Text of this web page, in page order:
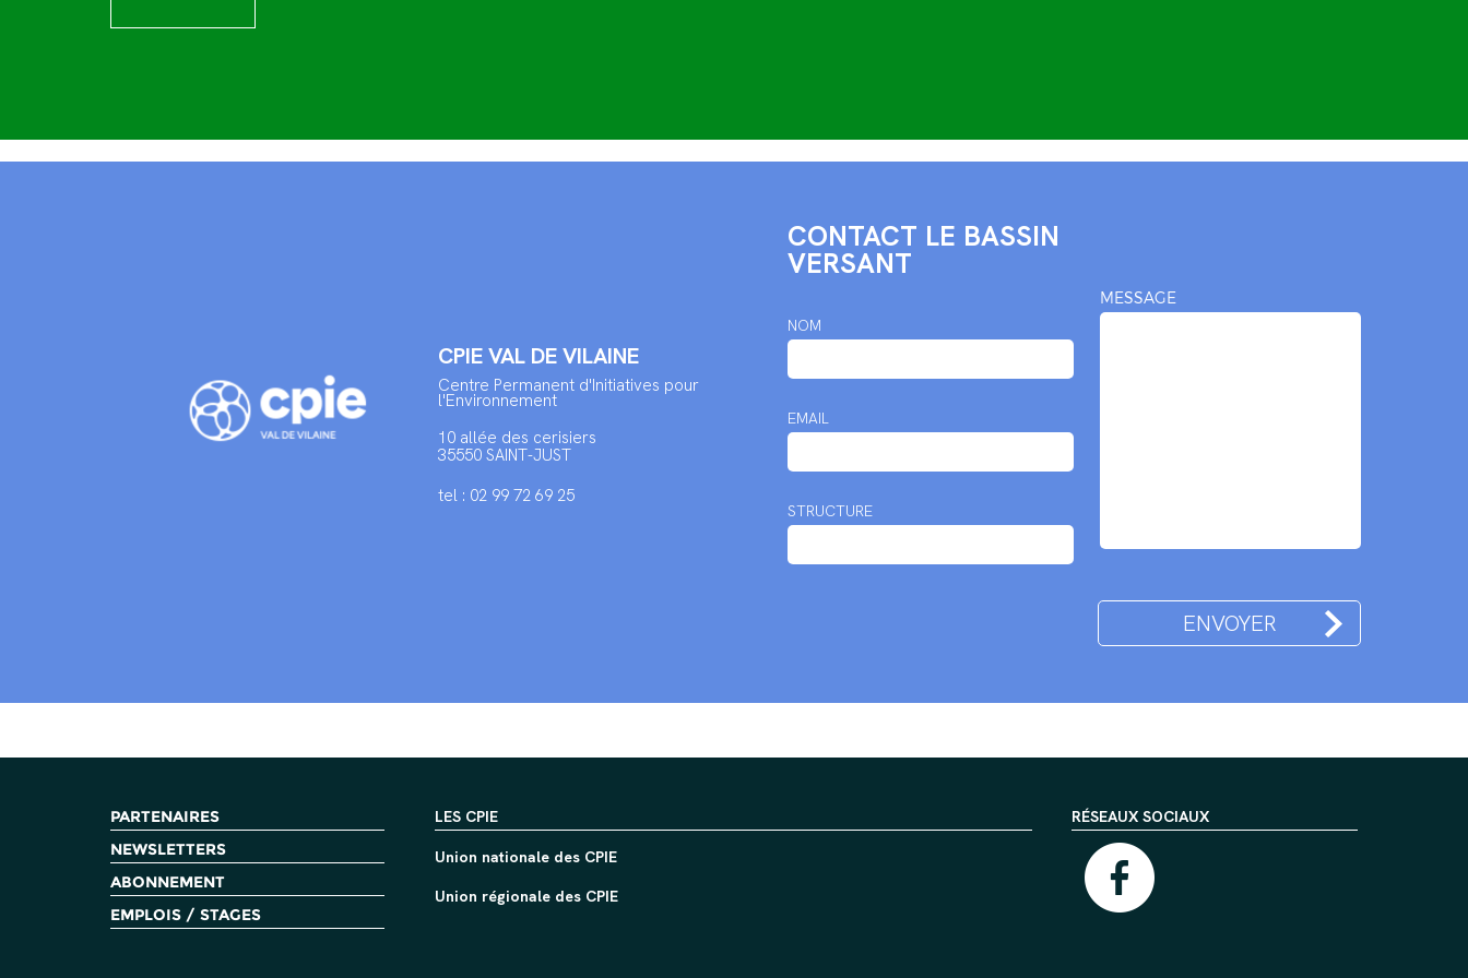
CPIE VAL DE VILAINE
Centre Permanent d'Initiatives pour
l'Environnement
10 allée des cerisiers
35550 SAINT-JUST
tel : 02 99 72 69 25
CONTACT LE BASSIN
VERSANT
NOM
EMAIL
STRUCTURE
MESSAGE
PARTENAIRES
NEWSLETTERS
ABONNEMENT
EMPLOIS / STAGES
LES CPIE
Union nationale des CPIE
Union régionale des CPIE
RÉSEAUX SOCIAUX